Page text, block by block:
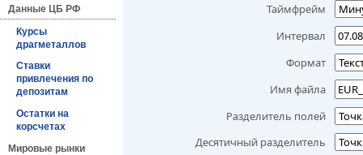
Данные ЦБ РФ
Курсы
драгметаллов
Ставки
привлечения по
депозитам
Остатки на
корсчетах
Мировые рынки
Таймфрейм
Интервал
Формат
Имя файла
Разделитель полей
Десятичный разделитель